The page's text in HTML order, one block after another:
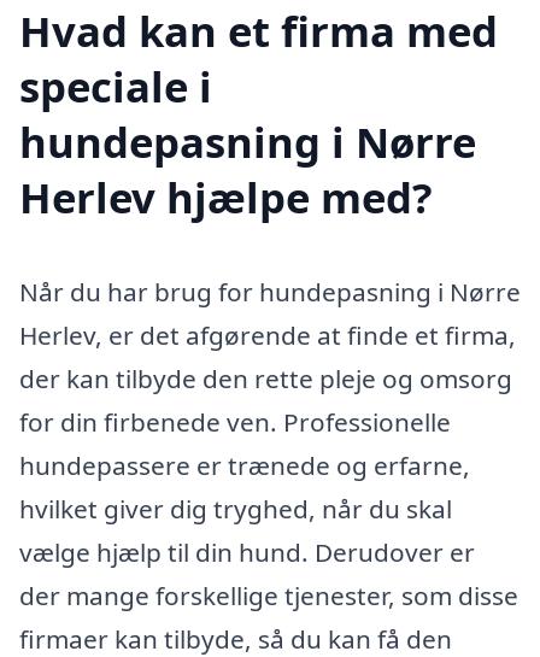
Hvad kan et firma med
speciale i
hundepasning i Nørre
Herlev hjælpe med?
Når du har brug for hundepasning i Nørre
Herlev, er det afgørende at finde et firma,
der kan tilbyde den rette pleje og omsorg
for din firbenede ven. Professionelle
hundepassere er trænede og erfarne,
hvilket giver dig tryghed, når du skal
vælge hjælp til din hund. Derudover er
der mange forskellige tjenester, som disse
firmaer kan tilbyde, så du kan få den